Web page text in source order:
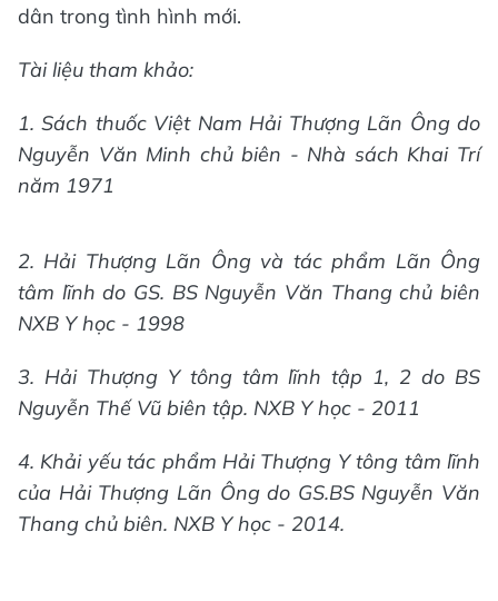
dân trong tình hình mới.
Tài liệu tham khảo:
1. Sách thuốc Việt Nam Hải Thượng Lãn Ông do
Nguyễn Văn Minh chủ biên - Nhà sách Khai Trí
năm 1971
2. Hải Thượng Lãn Ông và tác phẩm Lãn Ông
tâm lĩnh do GS. BS Nguyễn Văn Thang chủ biên
NXB Y học - 1998
3. Hải Thượng Y tông tâm lĩnh tập 1, 2 do BS
Nguyễn Thế Vũ biên tập. NXB Y học - 2011
4. Khải yếu tác phẩm Hải Thượng Y tông tâm lĩnh
của Hải Thượng Lãn Ông do GS.BS Nguyễn Văn
Thang chủ biên. NXB Y học - 2014.